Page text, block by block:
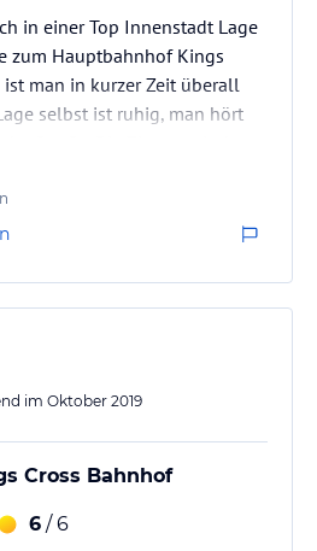
in einer Top Innenstadt Lage
zum Hauptbahnhof Kings
ist man in kurzer Zeit überall
selbst ist ruhig, man hört
neu und tadellos. Die
lässt nicht zu wünschen
und die Bedienung der
es im Vergleich äußerst
im Oktober 2019
Cross Bahnhof
6 / 6